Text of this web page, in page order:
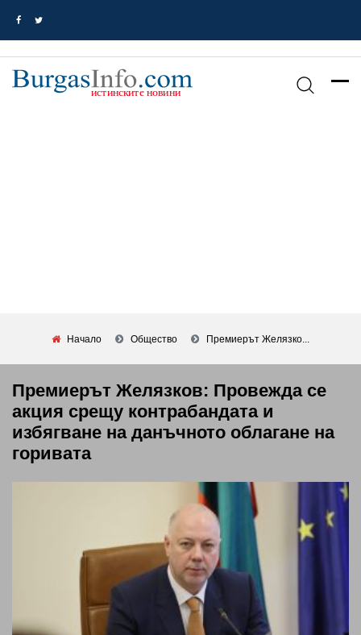
Начало Общество Премиерът Желязко...
Премиерът Желязков: Провежда се
акция срещу контрабандата и
избягване на данъчното облагане на
горивата